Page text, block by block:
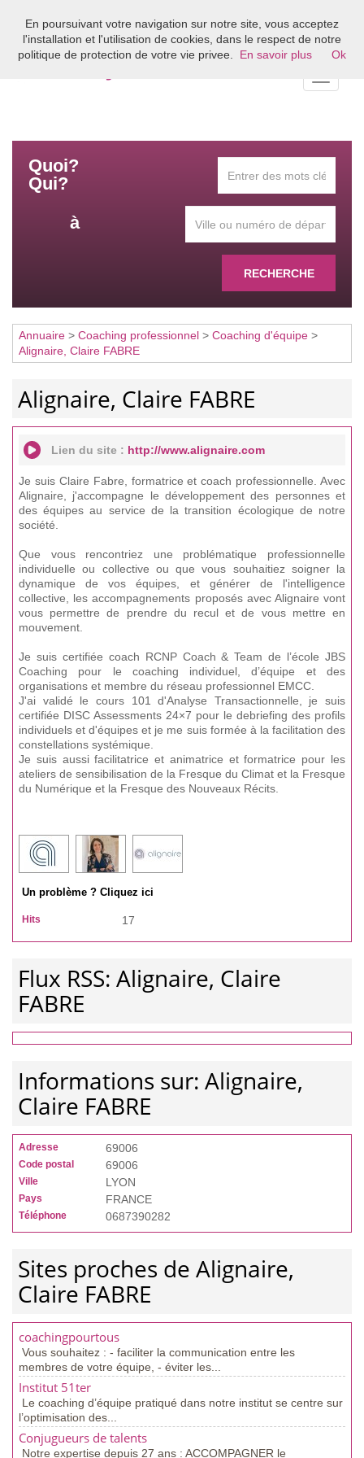
Bienvenue sur l'annuaire du coaching en France
Quoi?
Qui?
à
RECHERCHE
Annuaire > Coaching professionnel > Coaching d'équipe >
Alignaire, Claire FABRE
Alignaire, Claire FABRE
Lien du site : http://www.alignaire.com
Je suis Claire Fabre, formatrice et coach professionnelle. Avec
Alignaire, j'accompagne le développement des personnes et
des équipes au service de la transition écologique de notre
société.
Que vous rencontriez une problématique professionnelle
individuelle ou collective ou que vous souhaitiez soigner la
dynamique de vos équipes, et générer de l'intelligence
collective, les accompagnements proposés avec Alignaire vont
vous permettre de prendre du recul et de vous mettre en
mouvement.
Je suis certifiée coach RCNP Coach & Team de l’école JBS
Coaching pour le coaching individuel, d’équipe et des
organisations et membre du réseau professionnel EMCC.
J'ai validé le cours 101 d'Analyse Transactionnelle, je suis
certifiée DISC Assessments 24×7 pour le debriefing des profils
individuels et d'équipes et je me suis formée à la facilitation des
constellations systémique.
Je suis aussi facilitatrice et animatrice et formatrice pour les
ateliers de sensibilisation de la Fresque du Climat et la Fresque
du Numérique et la Fresque des Nouveaux Récits.
Un problème ? Cliquez ici
Hits 17
Flux RSS: Alignaire, Claire
FABRE
Informations sur: Alignaire,
Claire FABRE
Adresse 69006
Code postal 69006
Ville LYON
Pays FRANCE
Téléphone 0687390282
Sites proches de Alignaire,
Claire FABRE
coachingpourtous
Vous souhaitez : - faciliter la communication entre les
membres de votre équipe, - éviter les...
Institut 51ter
Le coaching d’équipe pratiqué dans notre institut se centre sur
l’optimisation des...
Conjugueurs de talents
Notre expertise depuis 27 ans : ACCOMPAGNER le
En poursuivant votre navigation sur notre site, vous acceptez
l'installation et l'utilisation de cookies, dans le respect de notre
politique de protection de votre vie privee.
En savoir plus Ok